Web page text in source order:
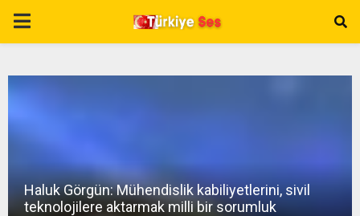
P
AHaluk Görgün: Mühendislik kabiliyetlerini, sivil
teknolojilere aktarmak milli bir sorumluk